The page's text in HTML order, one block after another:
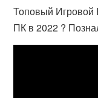
Топовый Игровой
ПК в 2022 ?